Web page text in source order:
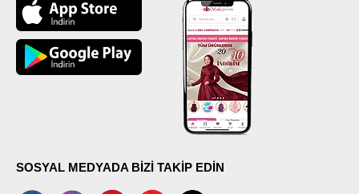
SOSYAL MEDYADA BİZİ TAKİP EDİN